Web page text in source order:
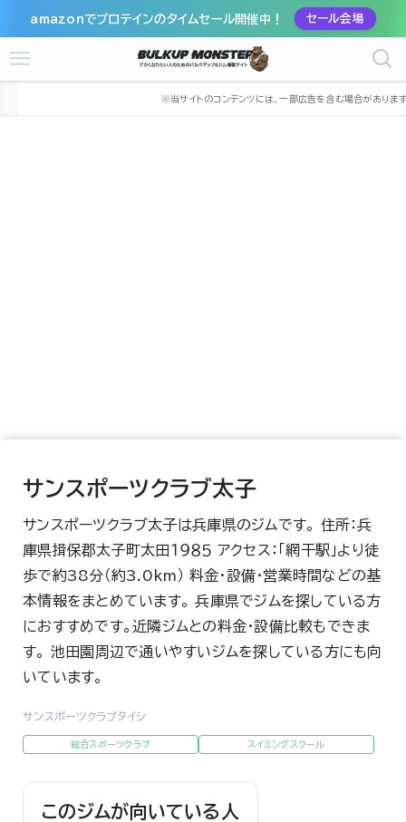
amazonでプロテインのタイムセール開催中！ セール会場
兵庫県 揖保郡太子町
サンスポーツクラブ太子
サンスポーツクラブ太子は兵庫県のジムです。 住所：兵
庫県揖保郡太子町太田１９８５ アクセス：「網干駅」より徒
歩で約38分（約3.0km） 料金・設備・営業時間などの基
本情報をまとめています。 兵庫県でジムを探している方
におすすめです。近隣ジムとの料金・設備比較もできま
す。 池田園周辺で通いやすいジムを探している方にも向
いています。
サンスポーツクラブタイシ
総合スポーツクラブ スイミングスクール
このジムが向いている人